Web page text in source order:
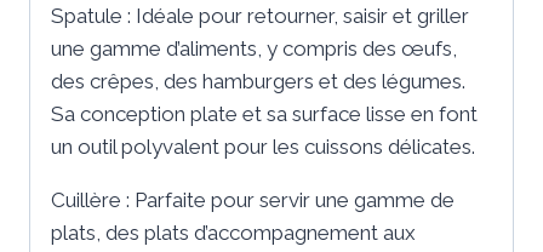
Spatule : Idéale pour retourner, saisir et griller
une gamme d’aliments, y compris des œufs,
des crêpes, des hamburgers et des légumes.
Sa conception plate et sa surface lisse en font
un outil polyvalent pour les cuissons délicates.
Cuillère : Parfaite pour servir une gamme de
plats, des plats d’accompagnement aux